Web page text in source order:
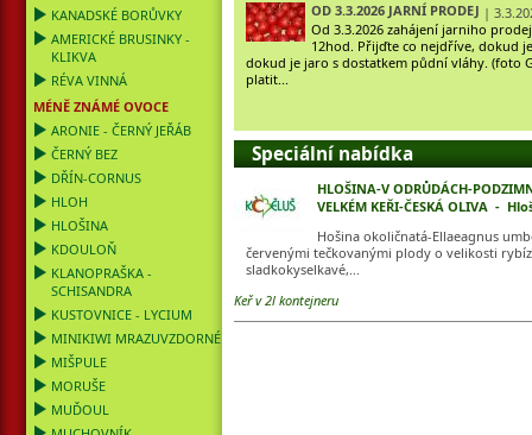
KANADSKÉ BORŮVKY
AMERICKÉ BRUSINKY -
KLIKVA
RÉVA VINNÁ
MÉNĚ ZNÁMÉ OVOCE
ARONIE - ČERNÝ JEŘÁB
ČERNÝ BEZ
DŘÍN-CORNUS
HLOH
HLOŠINA
KDOULOŇ
KLANOPRAŠKA -
SCHISANDRA
KUSTOVNICE - LYCIUM
MINIKIWI MRAZUVZDORNÉ
MIŠPULE
MORUŠE
MUĎOUL
OD 3.3.2026 JARNÍ PRODEJ |
Od 3.3.2026 zahájení jarniho
12hod. Přijďte co nejdříve, dokud
dokud je jaro s dostatkem půdní vláhy. (foto
platit...
Speciální nabídka
HLOŠINA-V ODRŮDÁCH-
VELKÉM KEŘI-ČESKÁ OLIVA -
Hošina okoličnatá-Ellaeagnus
červenými tečkovanými plody o velikosti
sladkokyselkavé,...
Keř v 2l kontejneru